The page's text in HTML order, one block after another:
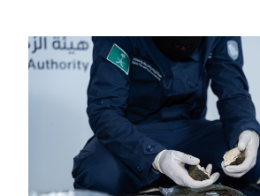
ضريبة القيمة المضافة
التصرفات العقارية